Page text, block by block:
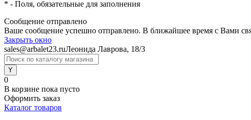
* - Поля, обязательные для заполнения
Сообщение отправлено
Ваше сообщение успешно отправлено. В ближайшее время с Вами
Закрыть окно
sales@arbalet23.ruЛеонида Лаврова, 18/3
0
В корзине пока пусто
Оформить заказ
Каталог товаров